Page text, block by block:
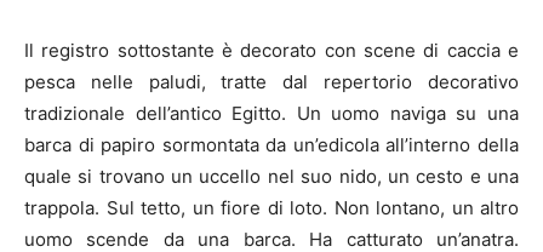
Il registro sottostante è decorato con scene di caccia e
pesca nelle paludi, tratte dal repertorio decorativo
tradizionale dell’antico Egitto. Un uomo naviga su una
barca di papiro sormontata da un’edicola all’interno della
quale si trovano un uccello nel suo nido, un cesto e una
trappola. Sul tetto, un fiore di loto. Non lontano, un altro
uomo scende da una barca. Ha catturato un’anatra.